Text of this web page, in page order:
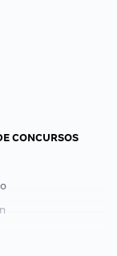
CONCURSOS